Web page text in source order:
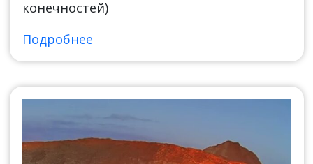
конечностей)
Подробнее